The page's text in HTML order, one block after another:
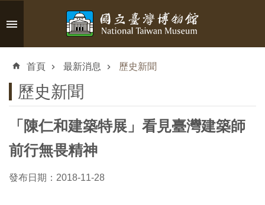
跳到主要內容區塊
搜
認
識
臺
首頁 最新消息 歷史新聞
歷史新聞
「陳仁和建築特展」看見臺灣建築師
前行無畏精神
發布日期：2018-11-28